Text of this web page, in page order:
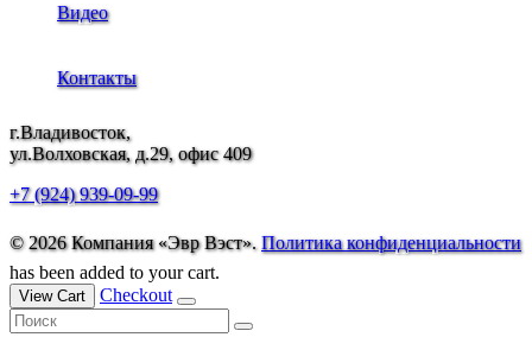
Видео
Контакты
г.Владивосток,
ул.Волховская, д.29, офис 409
+7 (924) 939-09-99
© 2026 Компания «Эвр Вэст». Политика конфиденциальности
has been added to your cart.
View Cart Checkout